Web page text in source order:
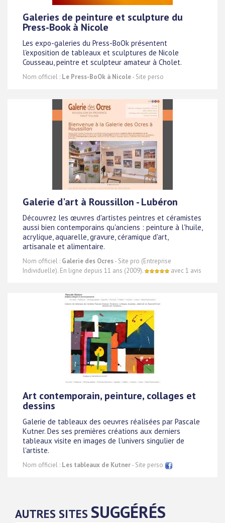
Galeries de peinture et sculpture du
Press-Book à Nicole
Les expo-galeries du Press-BoOk présentent
l'exposition de tableaux et sculptures de Nicole
Cousseau, peintre et sculpteur amateur à Cholet.
Nom officiel : Le Press-BoOk à Nicole- Site perso
Galerie d'art à Roussillon - Lubéron
Découvrez les œuvres d'artistes peintres et céramistes
aussi bien contemporains qu'anciens : peinture à l'huile,
acrylique, aquarelle, gravure, céramique d'art,
artisanale et alimentaire.
Nom officiel : Galerie des Ocres- Site pro (Entreprise
Individuelle). En ligne depuis 11 ans (2009).
avec 1 avis
Art contemporain, peinture, collages et
dessins
Galerie de tableaux des oeuvres réalisées par Pascale
Kutner. Des ses premières créations aux derniers
tableaux visite en images de l'univers singulier de
l'artiste.
Nom officiel : Les tableaux de Kutner- Site perso
AUTRES SITES SUGGÉRÉS